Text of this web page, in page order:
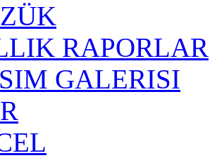
RAPORLAR
GALERISI